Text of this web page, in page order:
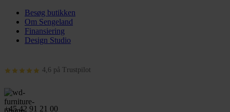
Besøg butikken
Om Sengeland
Finansiering
Design Studio
4,6 på Trustpilot
+45 42 91 21 00